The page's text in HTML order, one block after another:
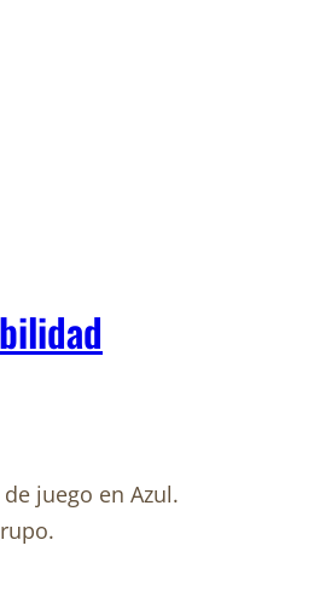
juego en Azul.